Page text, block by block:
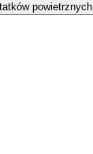
powietrznych